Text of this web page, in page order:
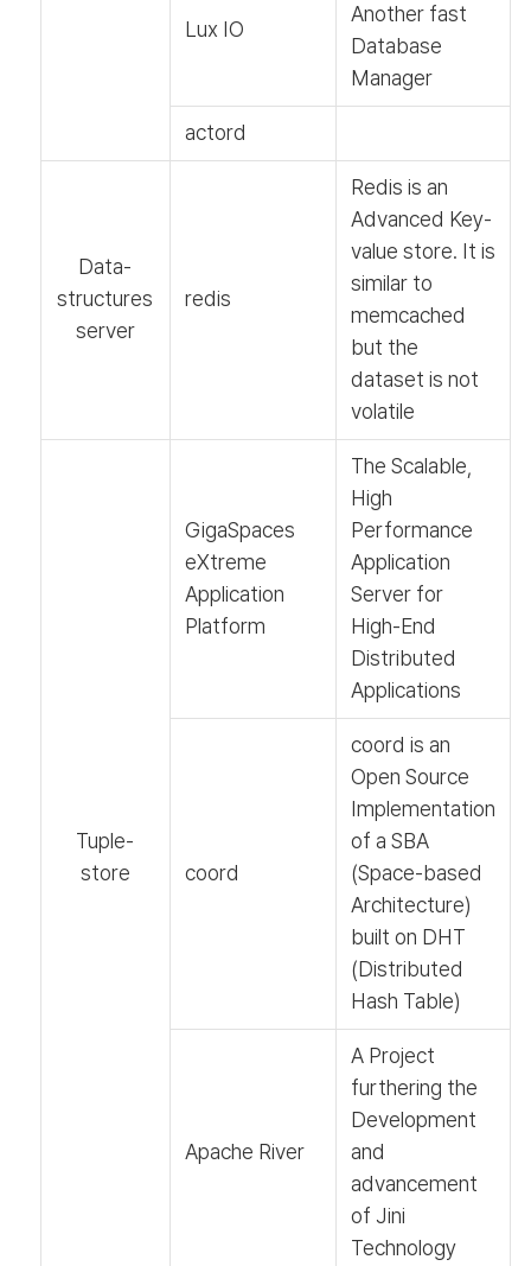
Lux IO
Another fast
Database
Manager
actord
Data-
structures
server
redis
Redis is an
Advanced Key-
value store. It is
similar to
memcached
but the
dataset is not
volatile
Tuple-
store
GigaSpaces
eXtreme
Application
Platform
The Scalable,
High
Performance
Application
Server for
High-End
Distributed
Applications
coord
coord is an
Open Source
Implementation
of a SBA
(Space-based
Architecture)
built on DHT
(Distributed
Hash Table)
Apache River
A Project
furthering the
Development
and
advancement
of Jini
Technology